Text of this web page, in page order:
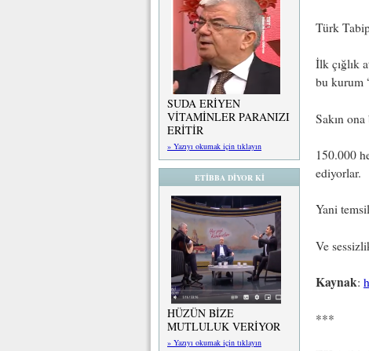
SUDA ERİYEN
VİTAMİNLER PARANIZI
ERİTİR
» Yazıyı okumak için tıklayın
ETİBBA DİYOR Kİ
HÜZÜN BİZE
MUTLULUK VERİYOR
» Yazıyı okumak için tıklayın
Türk
İlk çığlık
bu kurum
Sakın
150.000
ediyorlar.
Yani
Ve
Kaynak:
***